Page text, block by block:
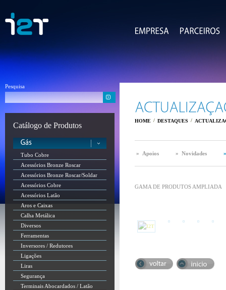
Pesquisa
Catálogo de Produtos
Tubo Cobre
Acessórios Bronze Roscar
Acessórios Bronze Roscar/Soldar
Acessórios Cobre
Acessórios Latão
Aros e Caixas
Calha Metálica
Diversos
Ferramentas
Inversores / Redutores
Ligações
Liras
Segurança
Terminais Abocardados / Latão
HOME / DESTAQUES /
» Apoios » Novidades
GAMA DE PRODUTOS AMPLIADA